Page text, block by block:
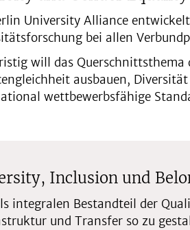
University Alliance
bei allen
will das Querschnittsthema
ausbauen,
wettbewerbsfähige
Inclusion und
integralen Bestandteil der
und Transfer so zu